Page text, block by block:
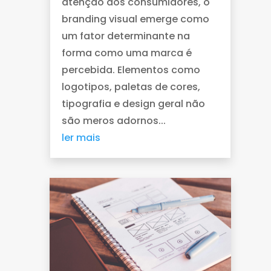
branding visual emerge como
um fator determinante na
forma como uma marca é
percebida. Elementos como
logotipos, paletas de cores,
tipografia e design geral não
são meros adornos...
ler mais